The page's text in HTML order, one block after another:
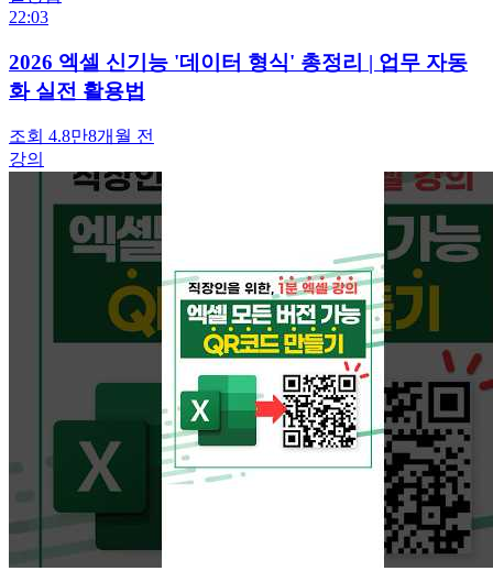
22:03
2026 엑셀 신기능 '데이터 형식' 총정리 | 업무 자동
화 실전 활용법
조회 4.8만8개월 전
강의